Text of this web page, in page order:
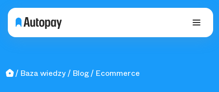
Baza wiedzy Blog Ecommerce